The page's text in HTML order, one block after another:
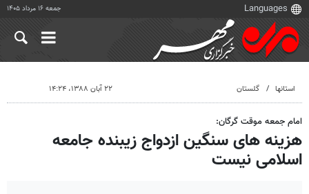
جمعه ۱۶ مرداد ۱۴۰۵
استانها گلستان ۲۲ آبان ۱۳۸۸، ۱۴:۲۴
امام جمعه موقت گرگان:
هزینه های سنگین ازدواج زیبنده جامعه
اسلامی نیست